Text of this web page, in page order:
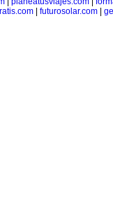
futurosolar.com